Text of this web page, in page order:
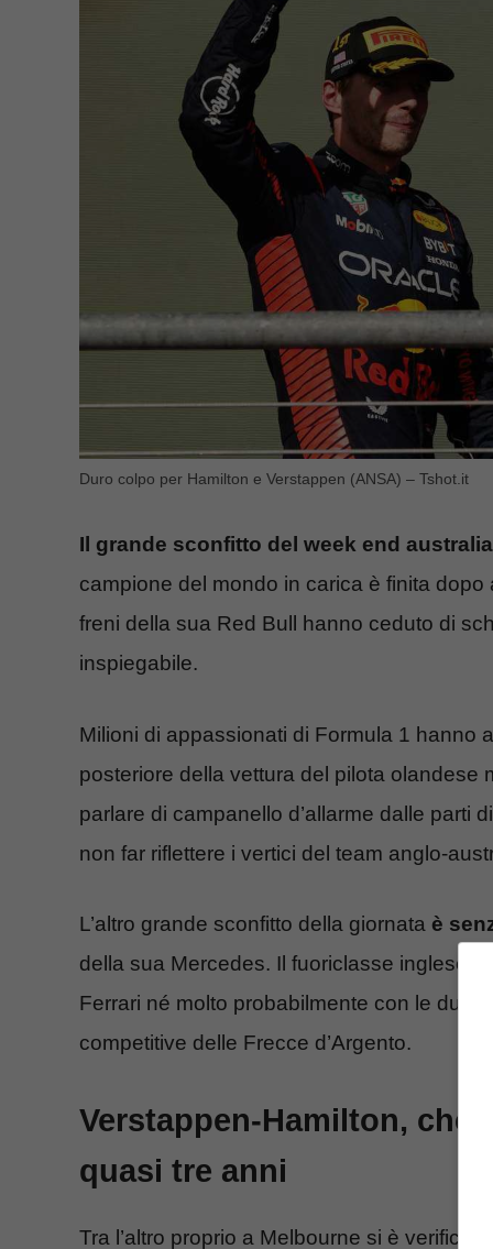
Duro colpo per Hamilton e Verstappen (ANSA) – Tshot.it
Il grande sconfitto del week end
campione del mondo in carica è finita
freni della sua Red Bull hanno ceduto di
inspiegabile.
Milioni di appassionati di Formula 1 hanno
posteriore della vettura del pilota olandese
parlare di campanello d’allarme dalle parti
non far riflettere i vertici del team anglo-
L’altro grande sconfitto della giornata è
della sua Mercedes. Il fuoriclasse inglese
Ferrari né molto probabilmente con le due
competitive delle Frecce d’Argento.
Verstappen-Hamilton, che
quasi tre anni
Tra l’altro proprio a Melbourne si è